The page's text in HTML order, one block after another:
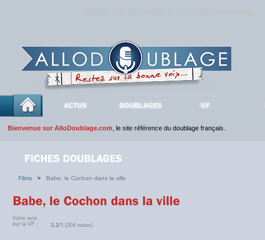
ACTUS DOUBLAGES V.F
Bienvenue sur AlloDoublage.com , le site référence du doublage français.
Films > Babe, le Cochon dans la ville
Votre avis
sur la VF :
3.2/5 (304 notes)